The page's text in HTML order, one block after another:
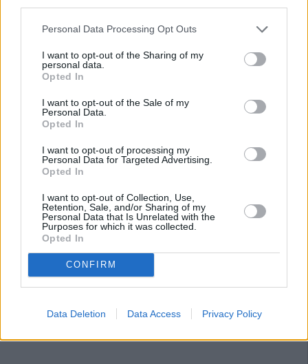
Personal Data Processing Opt Outs
I want to opt-out of the Sharing of my
personal data.
Opted In
I want to opt-out of the Sale of my
Personal Data.
Opted In
I want to opt-out of processing my
Personal Data for Targeted Advertising.
Opted In
I want to opt-out of Collection, Use,
Retention, Sale, and/or Sharing of my
Personal Data that Is Unrelated with the
Purposes for which it was collected.
Opted In
CONFIRM
Data Deletion Data Access Privacy Policy